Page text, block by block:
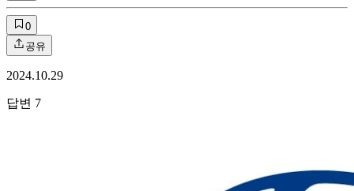
0
공유
2024.10.29
답변 7